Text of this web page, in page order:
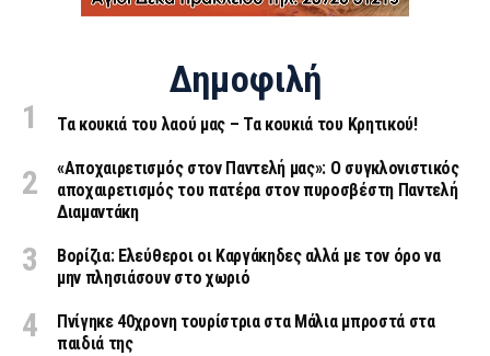
Δημοφιλή
Τα κουκιά του λαού μας – Τα κουκιά του Κρητικού!
«Aποχαιρετισμός στον Παντελή μας»: Ο συγκλονιστικός
αποχαιρετισμός του πατέρα στον πυροσβέστη Παντελή
Διαμαντάκη
Βορίζια: Ελεύθεροι οι Καργάκηδες αλλά με τον όρο να
μην πλησιάσουν στο χωριό
Πνίγηκε 40χρονη τουρίστρια στα Μάλια μπροστά στα
παιδιά της